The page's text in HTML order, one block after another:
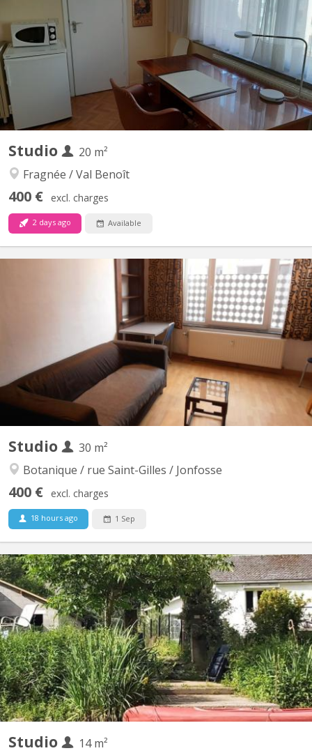
proximité de la mediacité (quartier du longdoz - rue villette) et à
10 min du centre ville. Pas de domiciliation possible. Le studio est
composé de 3 pièces; la première comprenant une salle de vie
(salon/chambre) + une cuisine...
Studio
20 m²
Fragnée / Val Benoît
400 € excl. charges
2 days ago Available
KL 12215
Liège-Fragnée-Belle Ile, petit studio pour étudiante. _ Wi-Fi illimité
COMPRIS. Quai des Ardennes (Face à HELMO, quai de l'Ourthe)
Pour une étudiante 100 % non fumeuse (et sans animaux). Petit
studio, entièrement remis à neuf, au 3ème étage (en façade
arrière, très calme, vue dégagée) dans un...
Studio
30 m²
Botanique / rue Saint-Gilles / Jonfosse
400 € excl. charges
18 hours ago 1 Sep
KL 14776
Beau studio en parfait état situé à 200m du HEC. Séjour avec
divan, garde-robe et bureau. Couchage en mezzanine avec
sommier et matelas de 140cm X 200cm. Cuisine équipée et salle
de bain privés. Emplacement pour vélos.
Studio
14 m²